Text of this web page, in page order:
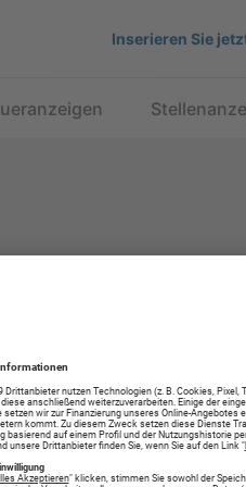
Inserieren Sie